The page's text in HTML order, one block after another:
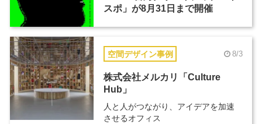
スポ」が8月31日まで開催
空間デザイン事例 8/3
株式会社メルカリ「Culture
Hub」
人と人がつながり、アイデアを加速
させるオフィス